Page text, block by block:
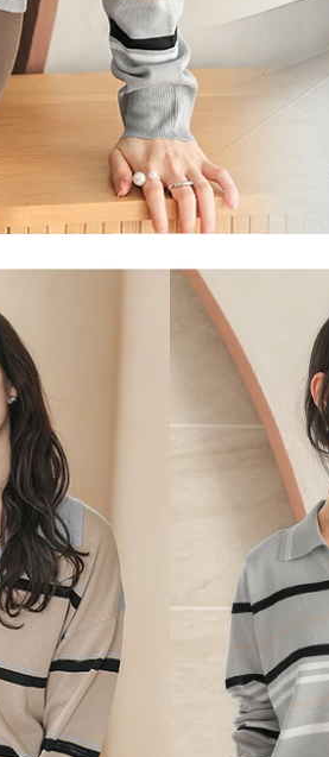
フリー（1）
Aタイプグレー
Aタイプベージュ
Aタイプブラック
Bタイプグレー
Bタイプベージュ